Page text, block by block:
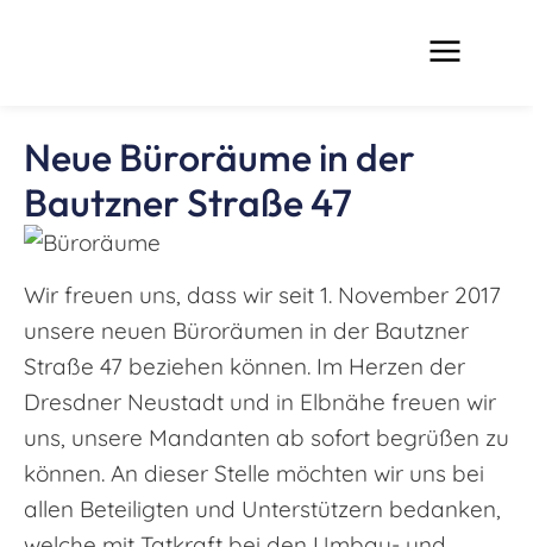
Neue Büroräume in der
Bautzner Straße 47
Wir freuen uns, dass wir seit 1. November 2017
unsere neuen Büroräumen in der Bautzner
Straße 47 beziehen können. Im Herzen der
Dresdner Neustadt und in Elbnähe freuen wir
uns, unsere Mandanten ab sofort begrüßen zu
können. An dieser Stelle möchten wir uns bei
allen Beteiligten und Unterstützern bedanken,